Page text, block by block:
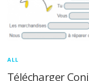
ALL
Télécharger